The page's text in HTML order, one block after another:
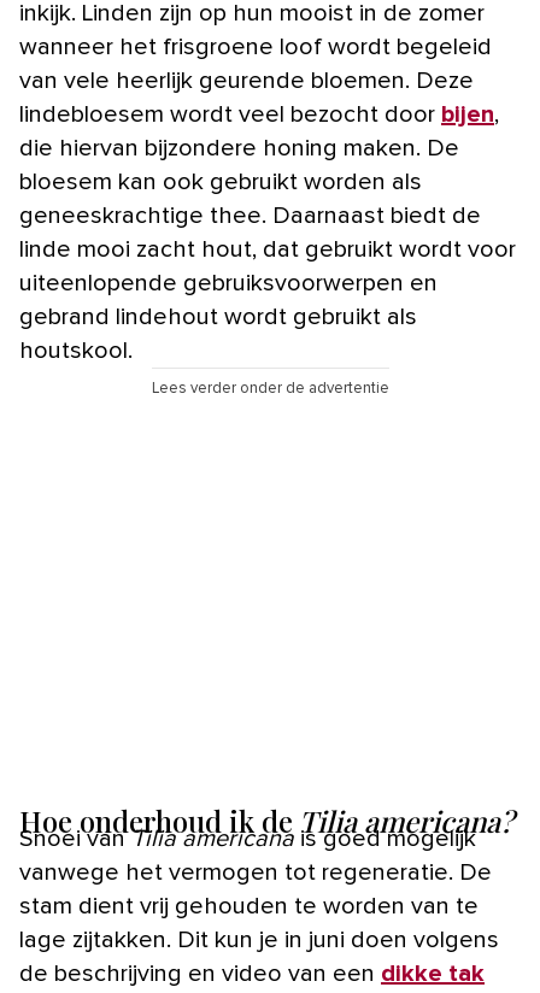
inkijk. Linden zijn op hun mooist in de zomer
wanneer het frisgroene loof wordt begeleid
van vele heerlijk geurende bloemen. Deze
lindebloesem wordt veel bezocht door bijen,
die hiervan bijzondere honing maken. De
bloesem kan ook gebruikt worden als
geneeskrachtige thee. Daarnaast biedt de
linde mooi zacht hout, dat gebruikt wordt voor
uiteenlopende gebruiksvoorwerpen en
gebrand lindehout wordt gebruikt als
houtskool.
Lees verder onder de advertentie
Hoe onderhoud ik de Tilia americana?
Snoei vanTilia americana is goed mogelijk
vanwege het vermogen tot regeneratie. De
stam dient vrij gehouden te worden van te
lage zijtakken. Dit kun je in juni doen volgens
de beschrijving en video van een dikke tak